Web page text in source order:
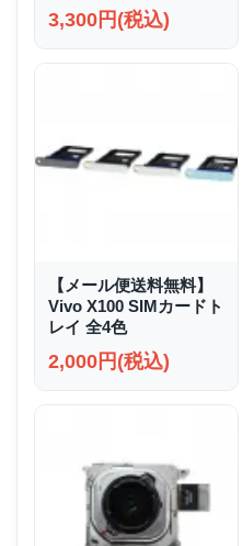
3,300円(税込)
【メール便送料無料】
Vivo X100 SIMカードト
レイ 全4色
2,000円(税込)